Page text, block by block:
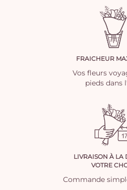
FRAICHEUR
Vos fleurs
pieds dans
LIVRAISON À LA
VOTRE
Commande